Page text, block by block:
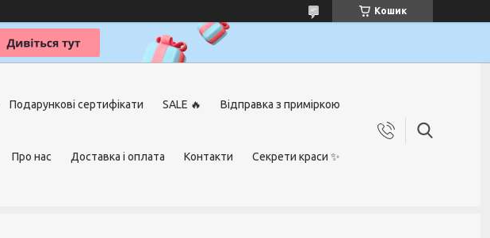
Кошик
Подарункові сертифікати SALE 🔥 Відправка з приміркою
Про нас Доставка і оплата Контакти Секрети краси ✨